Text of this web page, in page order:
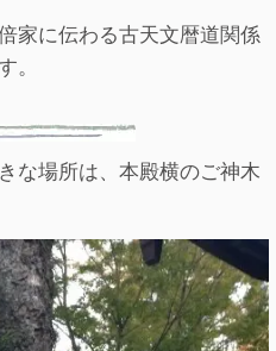
家に伝わる古天文暦道関係
な場所は、本殿横のご神木